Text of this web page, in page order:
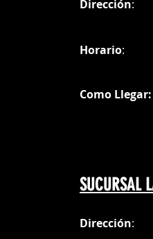
OMTech cuenta con dos
integrados para disipar
óptima, garantizando un
duradero de su equipo
Dirección:
local #8,
Horario
Como
SUCURSAL
Dirección: